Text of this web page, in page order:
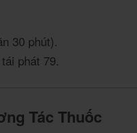
30 phút).
phát 79.
Tác Thuốc